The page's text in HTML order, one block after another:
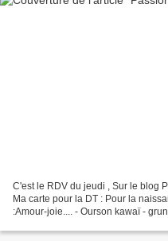
C'est le RDV du jeudi , Sur le blog
Ma carte pour la DT : Pour la
:Amour-joie.... - Ourson kawaï -